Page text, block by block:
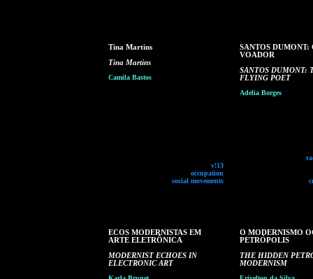
Tina Martins
Tina Martins
Camila Bastos
v!13
occupation
social movements
SANTOS DUMONT:
VOADOR
SANTOS DUMONT:
FLYING POET
Adelia Borges
ECOS MODERNISTAS EM
ARTE ELETRÔNICA
MODERNIST ECHOES IN
ELECTRONIC ART
O MODERNISMO
PETRÓPOLIS
THE HIDDEN
MODERNISM